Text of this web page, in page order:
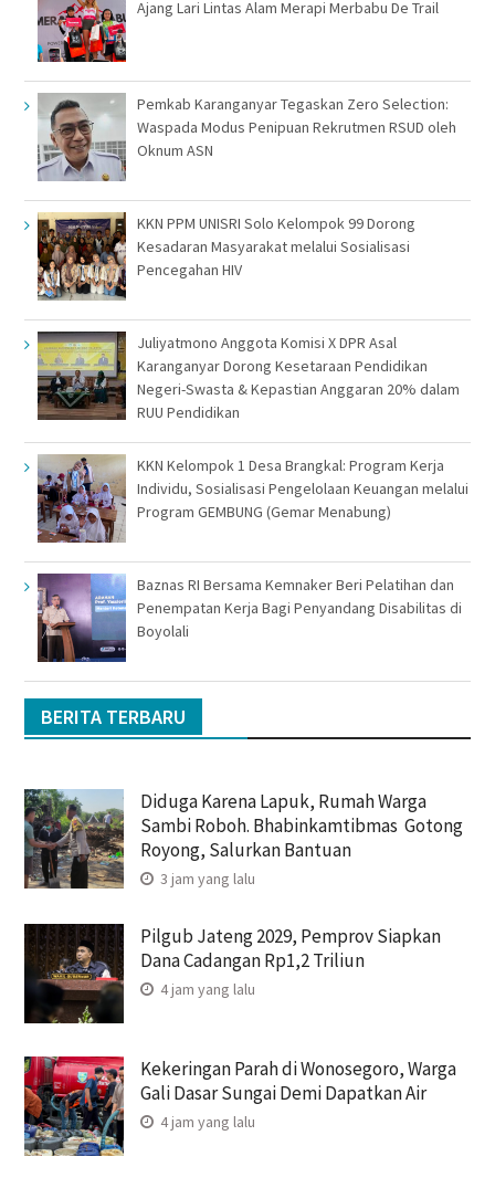
Ajang Lari Lintas Alam Merapi Merbabu De Trail
Pemkab Karanganyar Tegaskan Zero Selection:
Waspada Modus Penipuan Rekrutmen RSUD oleh
Oknum ASN
KKN PPM UNISRI Solo Kelompok 99 Dorong
Kesadaran Masyarakat melalui Sosialisasi
Pencegahan HIV
Juliyatmono Anggota Komisi X DPR Asal
Karanganyar Dorong Kesetaraan Pendidikan
Negeri-Swasta & Kepastian Anggaran 20% dalam
RUU Pendidikan
KKN Kelompok 1 Desa Brangkal: Program Kerja
Individu, Sosialisasi Pengelolaan Keuangan melalui
Program GEMBUNG (Gemar Menabung)
Baznas RI Bersama Kemnaker Beri Pelatihan dan
Penempatan Kerja Bagi Penyandang Disabilitas di
Boyolali
BERITA TERBARU
Diduga Karena Lapuk, Rumah Warga
Sambi Roboh. Bhabinkamtibmas Gotong
Royong, Salurkan Bantuan
3 jam yang lalu
Pilgub Jateng 2029, Pemprov Siapkan
Dana Cadangan Rp1,2 Triliun
4 jam yang lalu
Kekeringan Parah di Wonosegoro, Warga
Gali Dasar Sungai Demi Dapatkan Air
4 jam yang lalu